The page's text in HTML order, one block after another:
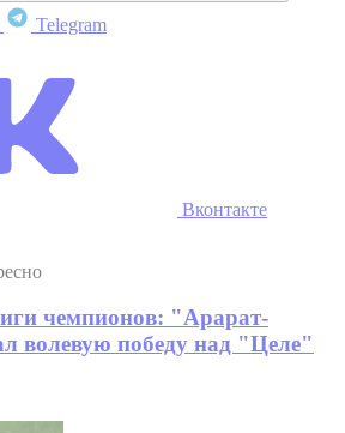
Telegram
Вконтакте
чемпионов: "Арарат-
волевую победу над "Целе"